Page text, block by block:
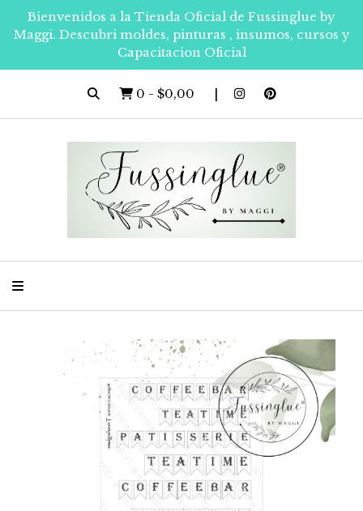
Bienvenidos a la Tienda Oficial de Fussinglue by
Maggi. Descubri moldes, pinturas , insumos, cursos y
Capacitacion Oficial
0 - $0,00